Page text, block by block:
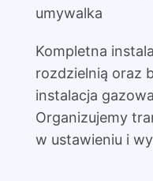
umywalka
Kompletna
rozdzielnią oraz
instalacja
Organizujemy
w ustawieniu i